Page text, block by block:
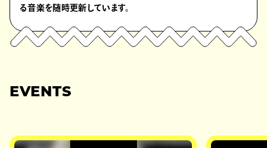
る音楽を随時更新しています。
EVENTS